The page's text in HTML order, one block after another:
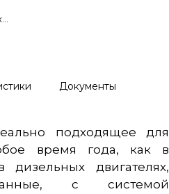
Документы
подходящее для
время года, как в
двигателях,
с системой